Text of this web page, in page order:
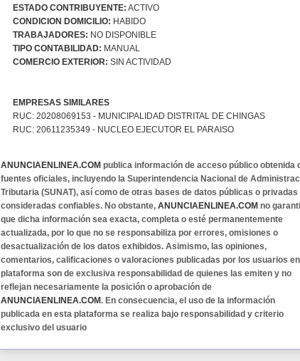
ESTADO CONTRIBUYENTE: ACTIVO
CONDICION DOMICILIO: HABIDO
TRABAJADORES: NO DISPONIBLE
TIPO CONTABILIDAD: MANUAL
COMERCIO EXTERIOR: SIN ACTIVIDAD
EMPRESAS SIMILARES
RUC: 20208069153 - MUNICIPALIDAD DISTRITAL DE CHINGAS
RUC: 20611235349 - NUCLEO EJECUTOR EL PARAISO
ANUNCIAENLINEA.COM publica información de acceso público obtenida
fuentes oficiales, incluyendo la Superintendencia Nacional de
Tributaria (SUNAT), así como de otras bases de datos públicas o privadas
consideradas confiables. No obstante, ANUNCIAENLINEA.COM no
que dicha información sea exacta, completa o esté permanentemente
actualizada, por lo que no se responsabiliza por errores, omisiones o
desactualización de los datos exhibidos. Asimismo, las opiniones,
comentarios, calificaciones o valoraciones publicadas por los usuarios
plataforma son de exclusiva responsabilidad de quienes las emiten y no
reflejan necesariamente la posición o aprobación de
ANUNCIAENLINEA.COM. En consecuencia, el uso de la información
publicada en esta plataforma se realiza bajo responsabilidad y criterio
exclusivo del usuario